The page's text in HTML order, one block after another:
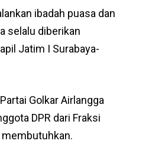
ibadah puasa dan
selalu diberikan
Jatim I Surabaya-
Golkar Airlangga
DPR dari Fraksi